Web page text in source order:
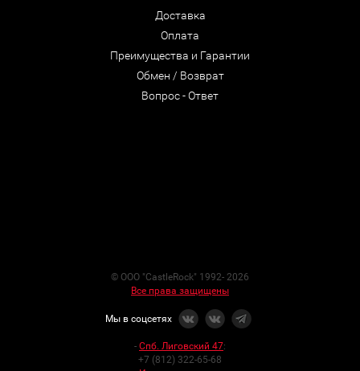
Доставка
Оплата
Преимущества и Гарантии
Обмен / Возврат
Вопрос - Ответ
© ООО "CastleRock" 1992- 2026
Все права защищены
Мы в соцсетях
- Спб. Лиговский 47:
+7 (812) 322-65-68